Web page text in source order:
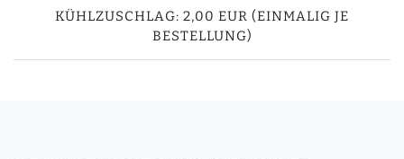
KÜHLZUSCHLAG: 2,00 EUR (EINMALIG JE
BESTELLUNG)